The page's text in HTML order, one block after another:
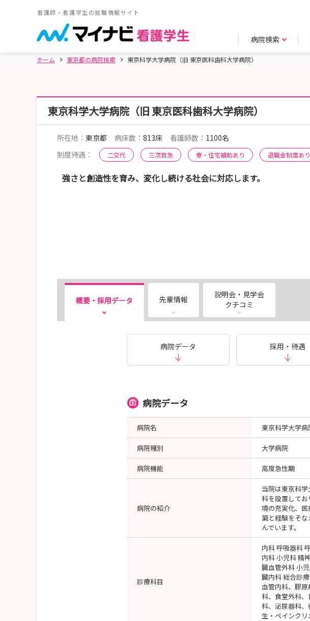
看護師・看護学生の就職情報サイト
病院検索
ホーム 東京都の病院検索 東京科学大学病院（旧 東京医科歯科大学病院）
東京科学大学病院（旧 東京医科歯科大学病院）
所在地： 東京都 病床数： 813床 看護師数： 1100名
制度待遇：
二交代 三次救急 寮・住宅補助あり 退職金制度あり
強さと創造性を育み、変化し続ける社会に対応します。
概要・採用データ 先輩情報
説明会・見学会
クチコミ
病院データ 採用・待遇
病院データ
病院名 東京科学大学病
病院種別 大学病院
病院機能 高度急性期
病院の紹介
当院は東京科
科を設置して
境の充実化、
識と経験をそ
んでいます。
診療科目
内科 呼吸器科
内科 小児科 精
臓血管外科 小
臓内科 総合診
血管内科、膠
科、食堂外科
科、泌尿器科
生・ペインク